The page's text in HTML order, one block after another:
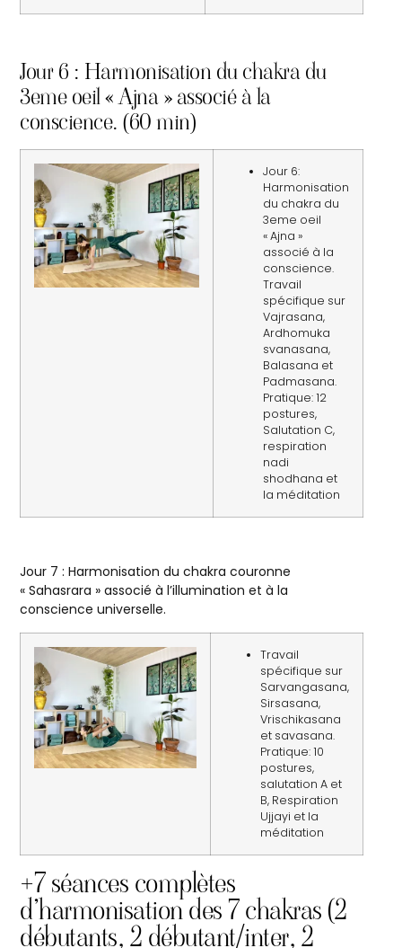
Jour 6 : Harmonisation du chakra du
3eme oeil « Ajna » associé à la
conscience. (60 min)
Jour 6:
Harmonisation
du chakra du
3eme oeil
« Ajna »
associé à la
conscience.
Travail
spécifique sur
Vajrasana,
Ardhomuka
svanasana,
Balasana et
Padmasana.
Pratique: 12
postures,
Salutation C,
respiration
nadi
shodhana et
la méditation
Jour 7 : Harmonisation du chakra couronne
« Sahasrara » associé à l’illumination et à la
conscience universelle.
Travail
spécifique sur
Sarvangasana,
Sirsasana,
Vrischikasana
et savasana.
Pratique: 10
postures,
salutation A et
B, Respiration
Ujjayi et la
méditation
+7 séances complètes
d’harmonisation des 7 chakras (2
débutants, 2 débutant/inter, 2